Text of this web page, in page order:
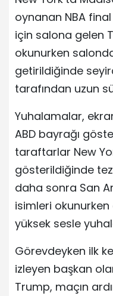
oynanan NBA final
için salona gelen
okunurken
getirildiğinde
tarafından uzun
Yuhalamalar,
ABD bayrağı
taraftarlar New
gösterildiğinde
daha sonra San
isimleri okunurken
yüksek sesle
Görevdeyken ilk
izleyen başkan
Trump, maçın